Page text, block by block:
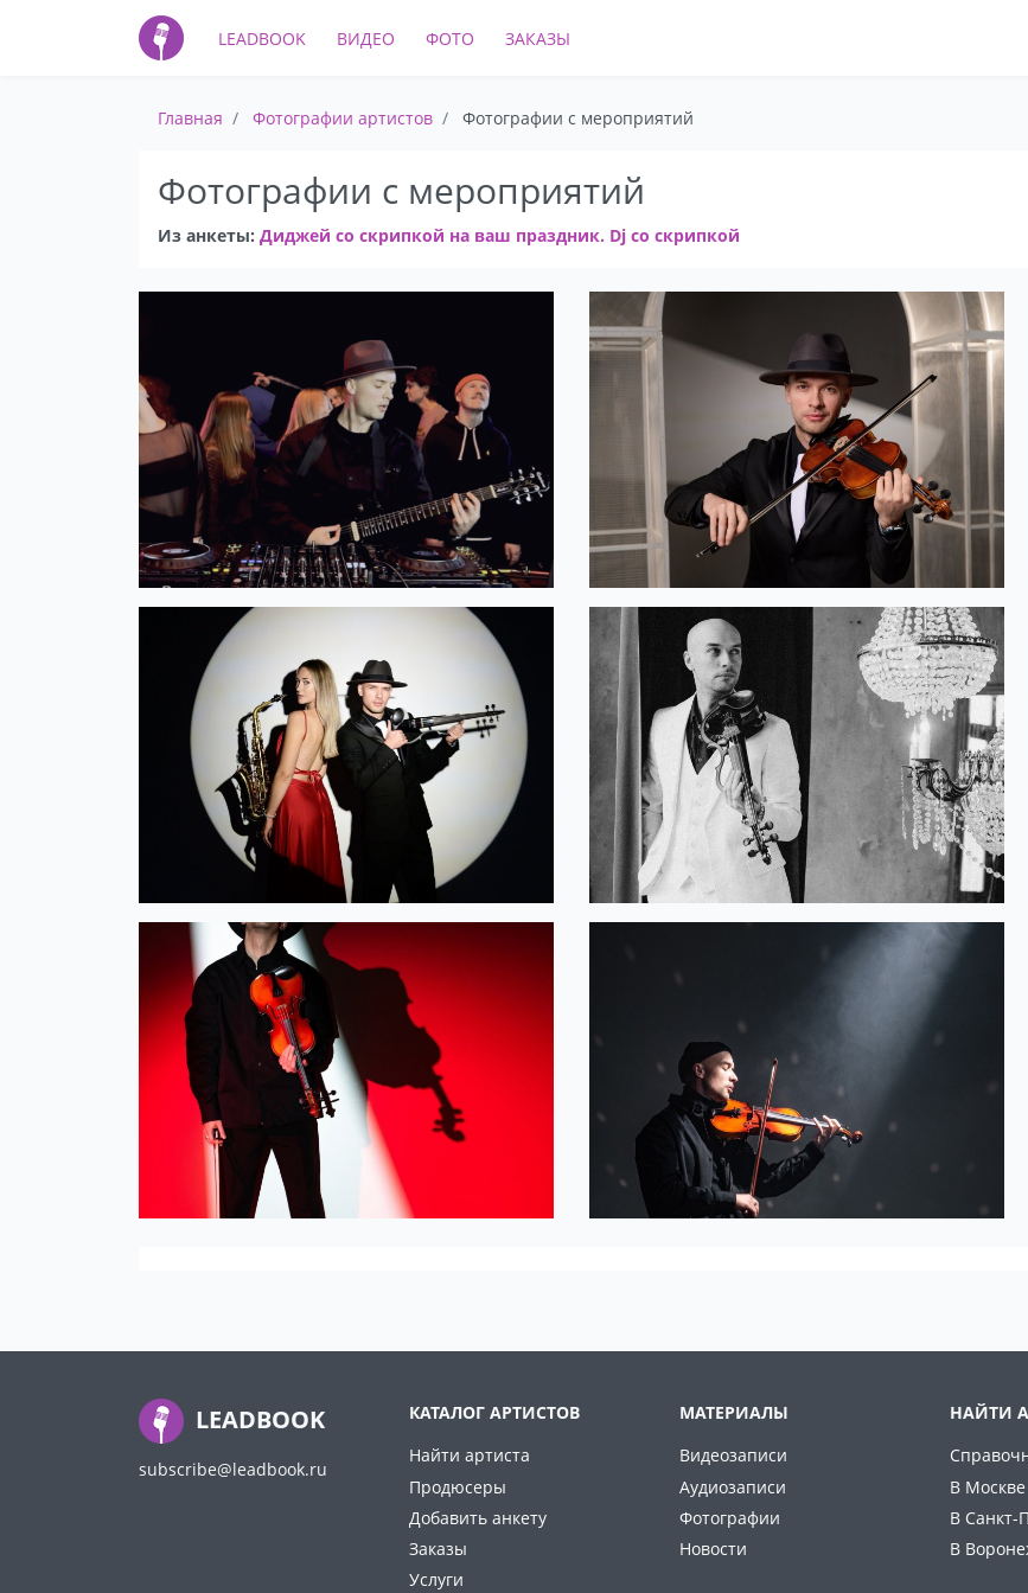
LEADBOOK ВИДЕО ФОТО ЗАКАЗЫ
Главная Фотографии артистов Фотографии с мероприятий
Фотографии с мероприятий
Из анкеты: Диджей со скрипкой на ваш праздник. Dj со скрипкой
LEADBOOK
subscribe@leadbook.ru
КАТАЛОГ АРТИСТОВ
Найти артиста
Продюсеры
Добавить анкету
Заказы
Услуги
МАТЕРИАЛЫ
Видеозаписи
Аудиозаписи
Фотографии
Новости
НАЙТИ
В Москве
В Санкт-
В